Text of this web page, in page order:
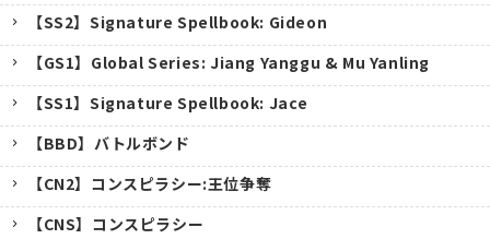
【SS2】Signature Spellbook: Gideon
【GS1】Global Series: Jiang Yanggu & Mu Yanling
【SS1】Signature Spellbook: Jace
【BBD】バトルボンド
【CN2】コンスピラシー:王位争奪
【CNS】コンスピラシー